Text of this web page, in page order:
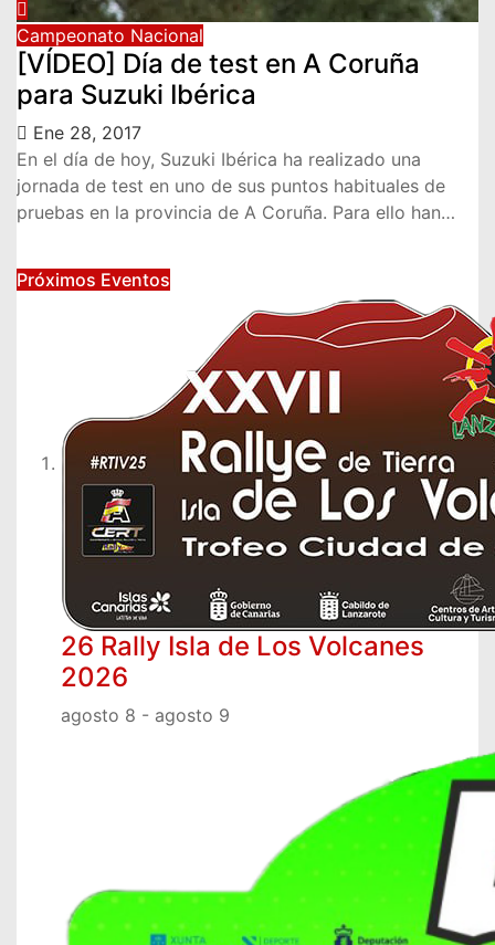
Campeonato Nacional
[VÍDEO] Día de test en A Coruña
para Suzuki Ibérica
Ene 28, 2017
En el día de hoy, Suzuki Ibérica ha realizado una
jornada de test en uno de sus puntos habituales de
pruebas en la provincia de A Coruña. Para ello han…
Próximos Eventos
26 Rally Isla de Los Volcanes
2026
agosto 8 - agosto 9